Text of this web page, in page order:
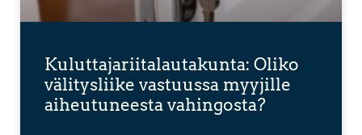
Kuluttajariitalautakunta: Oliko
välitysliike vastuussa myyjille
aiheutuneesta vahingosta?